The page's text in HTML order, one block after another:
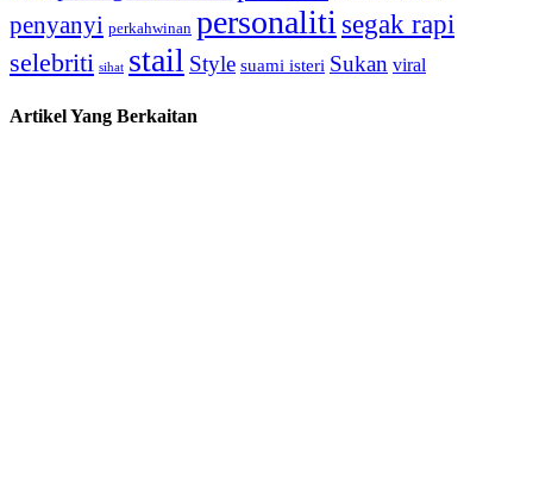
penyanyi perkahwinan personalitisegak rapi
selebriti sihat stail Style suami isteri Sukan viral
Artikel Yang Berkaitan